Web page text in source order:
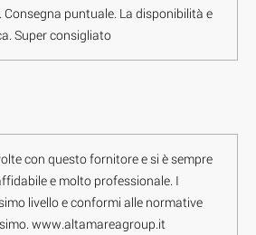
puntuale. La disponibilità e
Super consigliato
con questo fornitore e si è sempre
e molto professionale. I
livello e conformi alle normative
www.altamareagroup.it